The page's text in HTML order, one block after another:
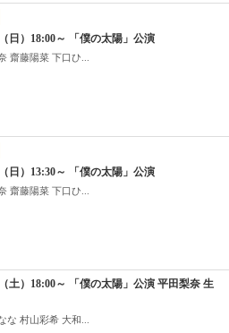
日）18:00～ 「僕の太陽」公演
齋藤陽菜 下口ひ...
日）13:30～ 「僕の太陽」公演
齋藤陽菜 下口ひ...
土）18:00～ 「僕の太陽」公演 平田梨奈 生
な 村山彩希 大和...